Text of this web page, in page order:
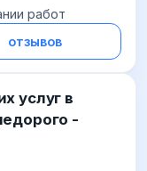
работ
отзывов
услуг в
-